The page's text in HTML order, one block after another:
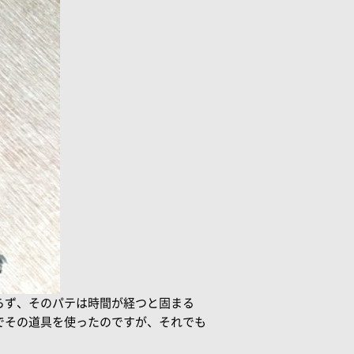
、そのパテは時間が経つと固まる
の道具を使ったのですが、それでも